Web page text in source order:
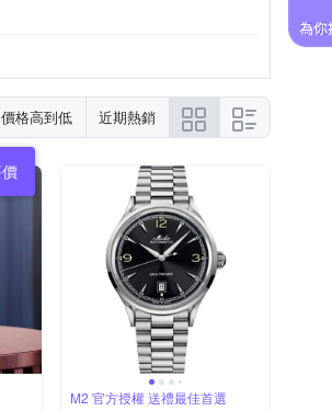
價格高到低 近期熱銷
M2 官方授權 送禮最佳首選